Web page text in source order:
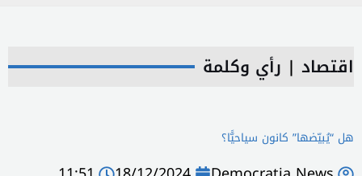
اقتصاد | رأي وكلمة
هل “يُبيّضها” كانون سياحيًّا؟